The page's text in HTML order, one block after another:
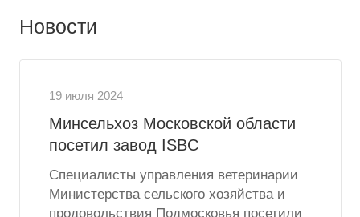
Новости
19 июля 2024
Минсельхоз Московской области
посетил завод ISBC
Специалисты управления ветеринарии
Министерства сельского хозяйства и
продовольствия Подмосковья посетили